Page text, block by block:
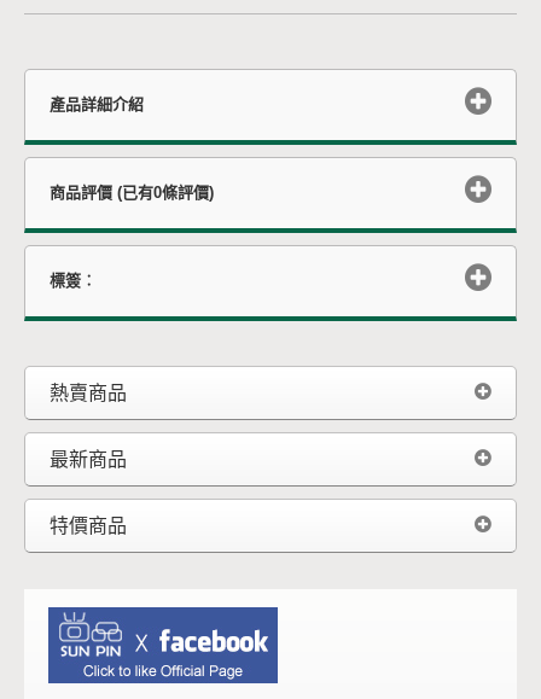
產品詳細介紹
商品評價 (已有0條評價)
標簽︰
熱賣商品
最新商品
特價商品